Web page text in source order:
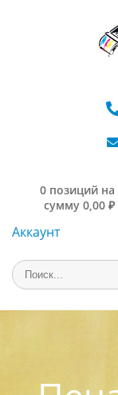
0 позиций на
сумму 0,00 ₽
Аккаунт